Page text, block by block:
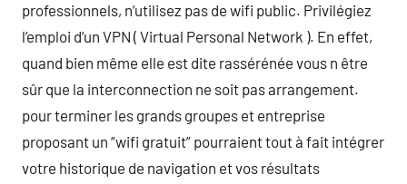
professionnels, n’utilisez pas de wifi public. Privilégiez
l’emploi d’un VPN ( Virtual Personal Network ). En effet,
quand bien même elle est dite rassérénée vous n être
sûr que la interconnection ne soit pas arrangement.
pour terminer les grands groupes et entreprise
proposant un “wifi gratuit” pourraient tout à fait intégrer
votre historique de navigation et vos résultats